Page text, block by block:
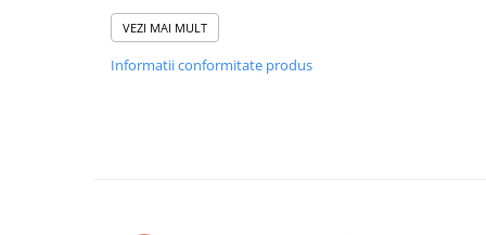
Zahăr, caramel
Extract de ceai 1,4 %
VEZI MAI MULT
Informatii conformitate produs